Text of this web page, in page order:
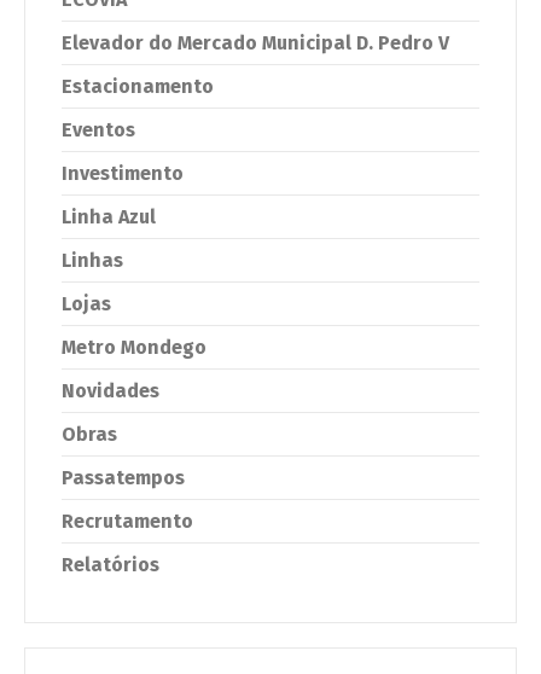
Elevador do Mercado Municipal D. Pedro V
Estacionamento
Eventos
Investimento
Linha Azul
Linhas
Lojas
Metro Mondego
Novidades
Obras
Passatempos
Recrutamento
Relatórios